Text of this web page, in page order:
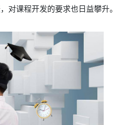
对课程开发的要求也日益攀升。